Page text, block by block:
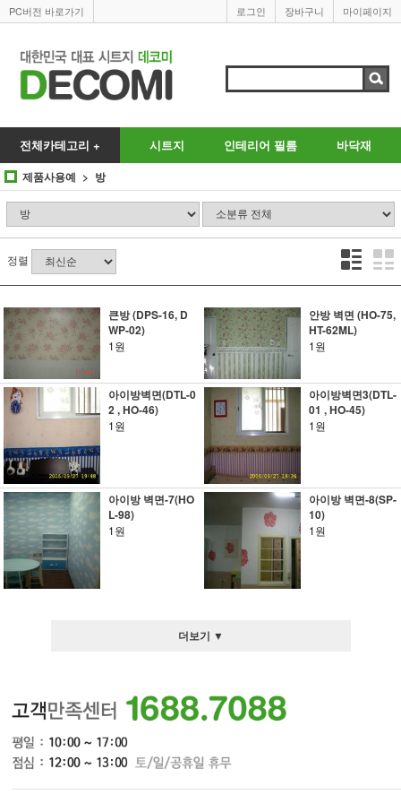
PC버전 바로가기 마이페이지
장바구니
로그인
전체카테고리 + 시트지 인테리어 필름 바닥재
제품사용예 방
정렬
큰방 (DPS-16, D
WP-02)
1원
안방 벽면 (HO-75,
HT-62ML)
1원
아이방벽면(DTL-0
2 , HO-46)
1원
아이방벽면3(DTL-
01 , HO-45)
1원
아이방 벽면-7(HO
L-98)
1원
아이방 벽면-8(SP-
10)
1원
더보기 ▼